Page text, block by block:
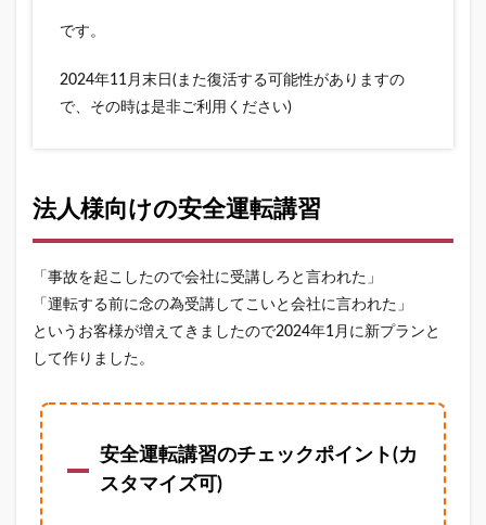
です。
2024年11月末日(また復活する可能性がありますの
で、その時は是非ご利用ください)
法人様向けの安全運転講習
「事故を起こしたので会社に受講しろと言われた」
「運転する前に念の為受講してこいと会社に言われた」
というお客様が増えてきましたので2024年1月に新プランと
して作りました。
安全運転講習のチェックポイント(カ
スタマイズ可)